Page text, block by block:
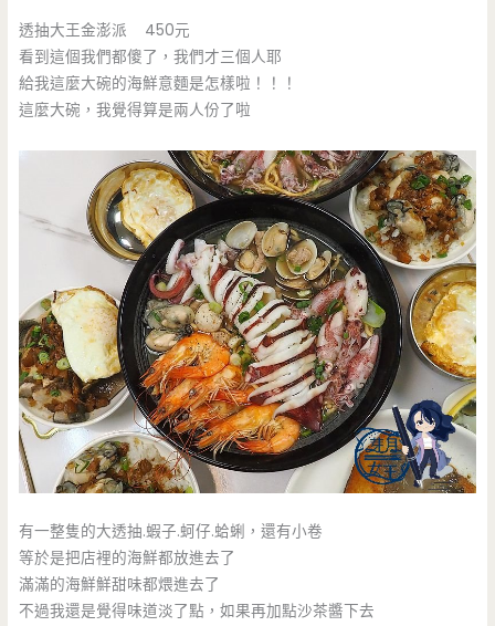
透抽大王金澎派 450元
看到這個我們都傻了，我們才三個人耶
給我這麼大碗的海鮮意麵是怎樣啦！！！
這麼大碗，我覺得算是兩人份了啦
有一整隻的大透抽.蝦子.蚵仔.蛤蜊，還有小卷
等於是把店裡的海鮮都放進去了
滿滿的海鮮鮮甜味都煨進去了
不過我還是覺得味道淡了點，如果再加點沙茶醬下去